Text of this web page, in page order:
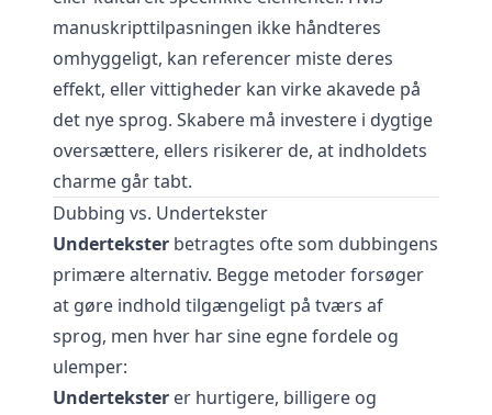
manuskripttilpasningen ikke håndteres
omhyggeligt, kan referencer miste deres
effekt, eller vittigheder kan virke akavede på
det nye sprog. Skabere må investere i dygtige
oversættere, ellers risikerer de, at indholdets
charme går tabt.
Dubbing vs. Undertekster
Undertekster betragtes ofte som dubbingens
primære alternativ. Begge metoder forsøger
at gøre indhold tilgængeligt på tværs af
sprog, men hver har sine egne fordele og
ulemper:
Undertekster er hurtigere, billigere og